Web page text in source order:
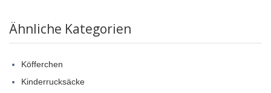
Ähnliche Kategorien
Köfferchen
Kinderrucksäcke